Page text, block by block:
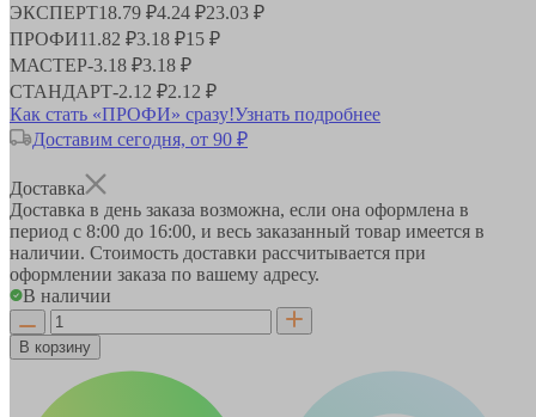
ЭКСПЕРТ18.79 ₽4.24 ₽23.03 ₽
ПРОФИ11.82 ₽3.18 ₽15 ₽
МАСТЕР-3.18 ₽3.18 ₽
СТАНДАРТ-2.12 ₽2.12 ₽
Как стать «ПРОФИ» сразу!Узнать подробнее
Доставим сегодня, от 90 ₽
Доставка
Доставка в день заказа возможна, если она оформлена в
период с 8:00 до 16:00, и весь заказанный товар имеется в
наличии. Стоимость доставки рассчитывается при
оформлении заказа по вашему адресу.
В наличии
В корзину